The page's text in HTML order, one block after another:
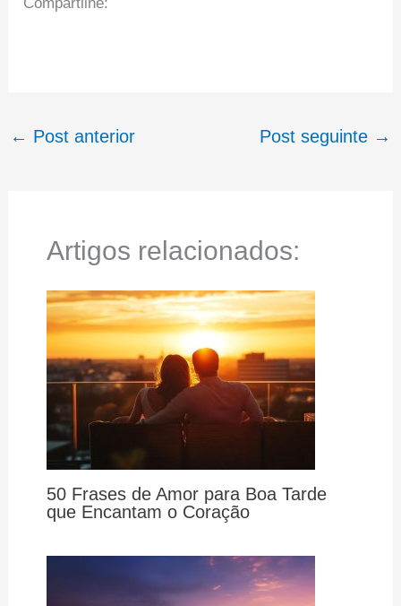
← Post anterior Post seguinte →
Artigos relacionados:
50 Frases de Amor para Boa Tarde
que Encantam o Coração